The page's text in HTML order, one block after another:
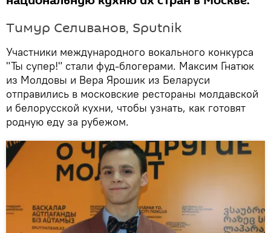
Тимур Селиванов, Sputnik
Участники международного вокального конкурса
"Ты супер!" стали фуд-блогерами. Максим Гнатюк
из Молдовы и Вера Ярошик из Беларуси
отправились в московские рестораны молдавской
и белорусской кухни, чтобы узнать, как готовят
родную еду за рубежом.